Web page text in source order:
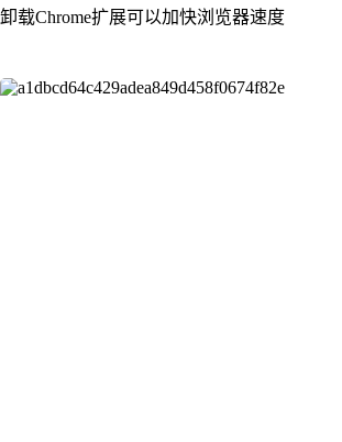
卸载Chrome扩展可以加快浏览器速度